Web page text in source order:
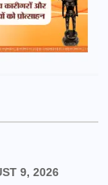
9, 2026